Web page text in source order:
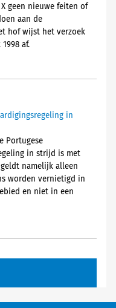
geen nieuwe feiten of
aan de
hof wijst het verzoek
af.
in
Portugese
in strijd is met
namelijk alleen
worden vernietigd in
en niet in een